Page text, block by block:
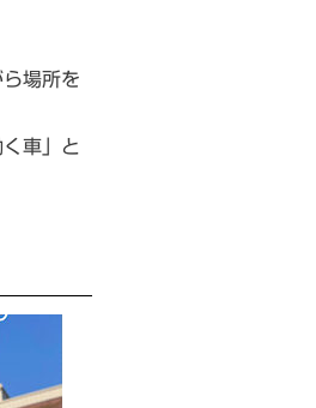
場所を
車」と